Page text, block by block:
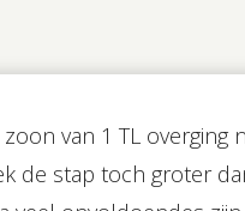
van 1 TL overging
de stap toch groter